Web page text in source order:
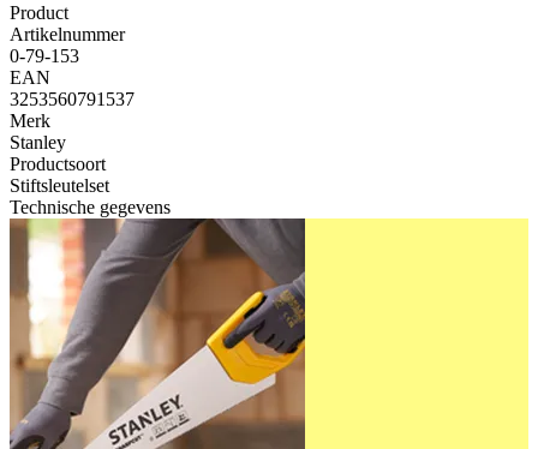
Product
Artikelnummer
0-79-153
EAN
3253560791537
Merk
Stanley
Productsoort
Stiftsleutelset
Technische gegevens